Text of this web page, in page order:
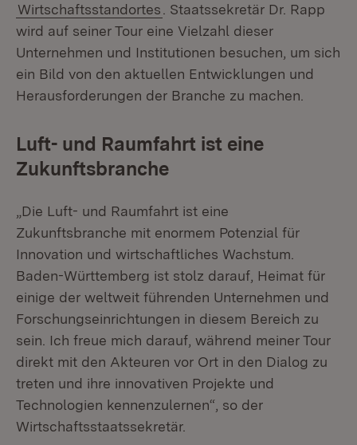
Wirtschaftsstandortes
. Staatssekretär Dr. Rapp
wird auf seiner Tour eine Vielzahl dieser
Unternehmen und Institutionen besuchen, um sich
ein Bild von den aktuellen Entwicklungen und
Herausforderungen der Branche zu machen.
Luft- und Raumfahrt ist eine
Zukunftsbranche
„Die Luft- und Raumfahrt ist eine
Zukunftsbranche mit enormem Potenzial für
Innovation und wirtschaftliches Wachstum.
Baden-Württemberg ist stolz darauf, Heimat für
einige der weltweit führenden Unternehmen und
Forschungseinrichtungen in diesem Bereich zu
sein. Ich freue mich darauf, während meiner Tour
direkt mit den Akteuren vor Ort in den Dialog zu
treten und ihre innovativen Projekte und
Technologien kennenzulernen“, so der
Wirtschaftsstaatssekretär.